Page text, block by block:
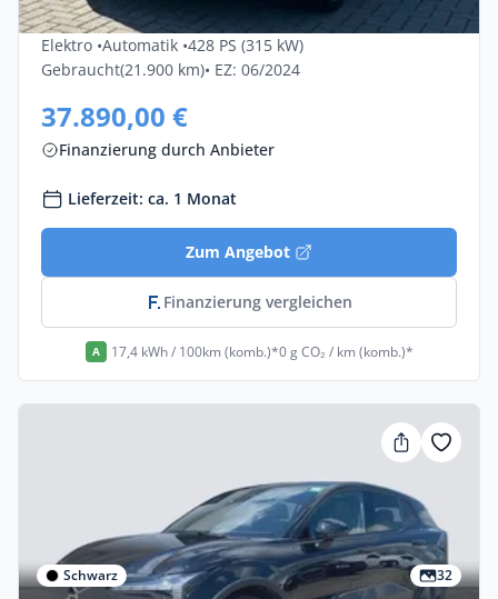
Ultra 5dr
Elektro •Automatik •428 PS (315 kW)
Gebraucht(21.900 km)• EZ: 06/2024
37.890,00 €
Finanzierung durch Anbieter
Lieferzeit: ca. 1 Monat
Zum Angebot
Finanzierung vergleichen
A 17,4 kWh / 100km (komb.)*0 g CO₂ / km (komb.)*
Schwarz 32